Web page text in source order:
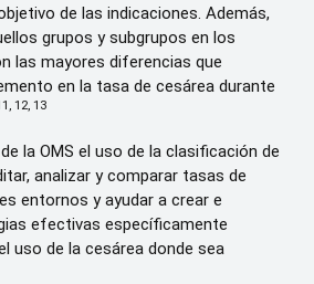
de las indicaciones. Además,
grupos y subgrupos en los
las mayores diferencias que
en la tasa de cesárea durante
12, 13
la OMS el uso de la clasificación de
analizar y comparar tasas de
entornos y ayudar a crear e
efectivas específicamente
uso de la cesárea donde sea